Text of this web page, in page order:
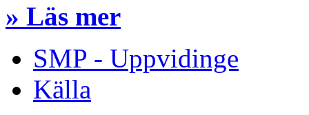
» Läs mer
SMP - Uppvidinge
Källa